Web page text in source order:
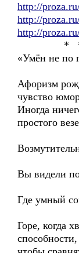
http://
http://
http://
* *
«Умён не по
Афоризм
чувство
Иногда
простого
Вы видели
Где умный
Горе, когда